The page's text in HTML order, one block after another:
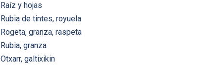
Raíz y hojas
Rubia de tintes, royuela
Rogeta, granza, raspeta
Rubia, granza
Otxarr, galtixikin